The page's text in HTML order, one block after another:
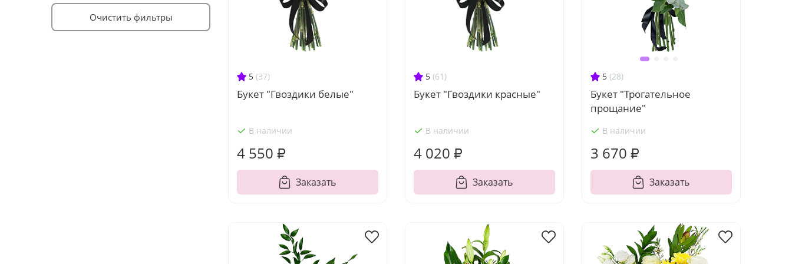
Очистить фильтры
5 (37)
Букет "Гвоздики белые"
В наличии
4 550 ₽
Заказать
5 (61)
Букет "Гвоздики красные"
В наличии
4 020 ₽
Заказать
5 (28)
Букет "Трогательное
прощание"
В наличии
3 670 ₽
Заказать